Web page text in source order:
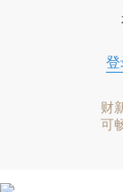
登
财
可